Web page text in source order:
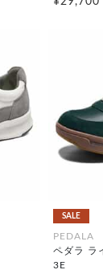
SALE
PEDALA
ペダラ ラ
3E